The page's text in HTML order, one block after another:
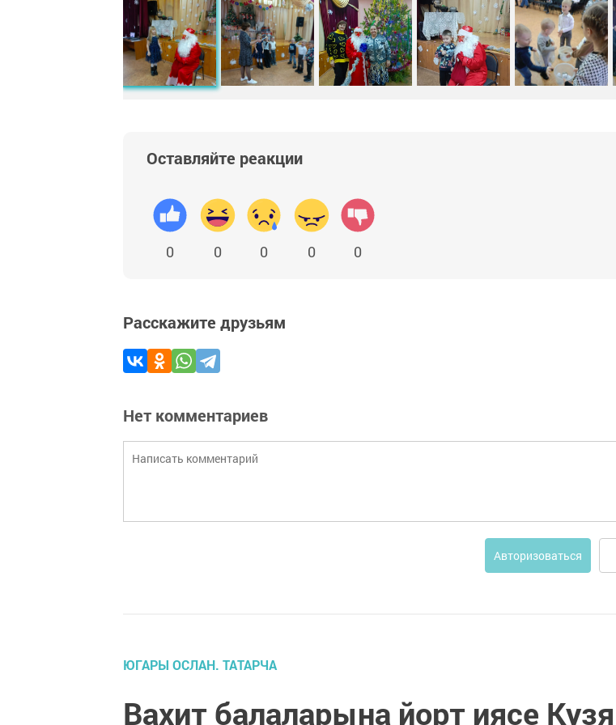
Оставляйте реакции
0 0 0 0 0
Расскажите друзьям
Нет комментариев
Авторизоваться
ЮГАРЫ ОСЛАН. ТАТАРЧА
Вахит балаларына йорт иясе Кузя